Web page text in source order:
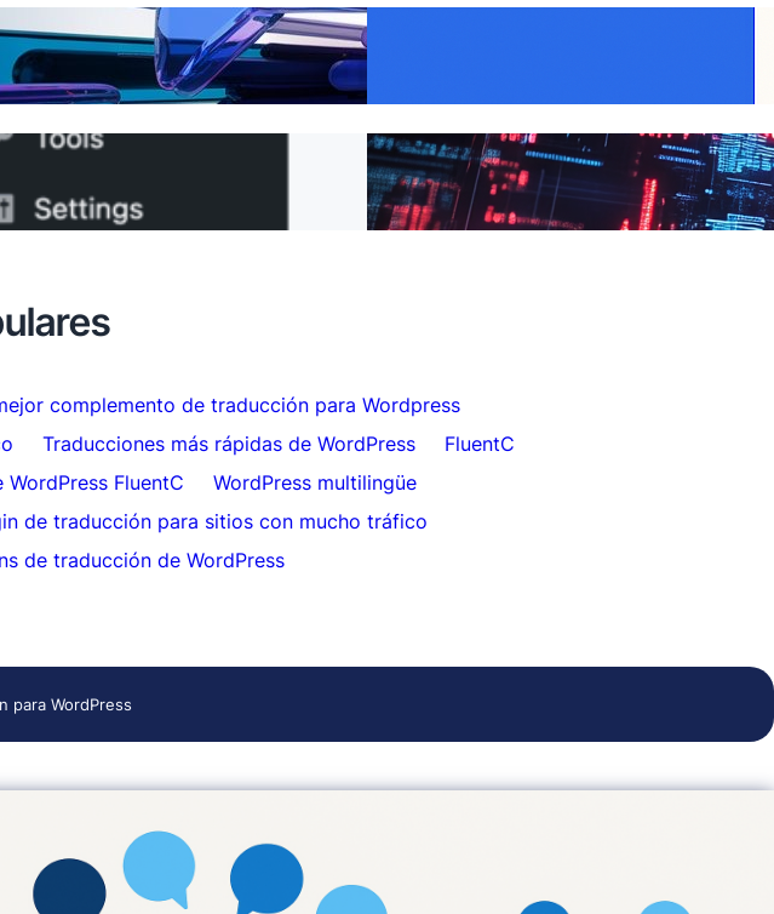
Finalmente, una mejor alternativa a Weglot
— Y puedes cambiar en 5 minutos
minutos
Traducción de sitios web sin esfuerzo para
clientes
complemento de traducción para Wordpress
Traducciones más rápidas de WordPress
FluentC
WordPress FluentC
WordPress multilingüe
de traducción para sitios con mucho tráfico
de traducción de WordPress
para WordPress